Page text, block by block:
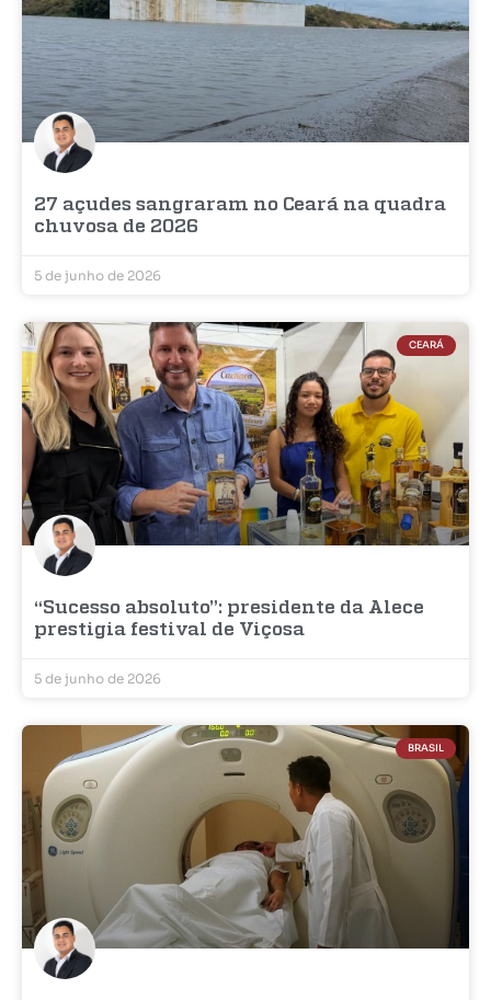
27 açudes sangraram no Ceará na quadra
chuvosa de 2026
5 de junho de 2026
CEARÁ
“Sucesso absoluto”: presidente da Alece
prestigia festival de Viçosa
5 de junho de 2026
BRASIL